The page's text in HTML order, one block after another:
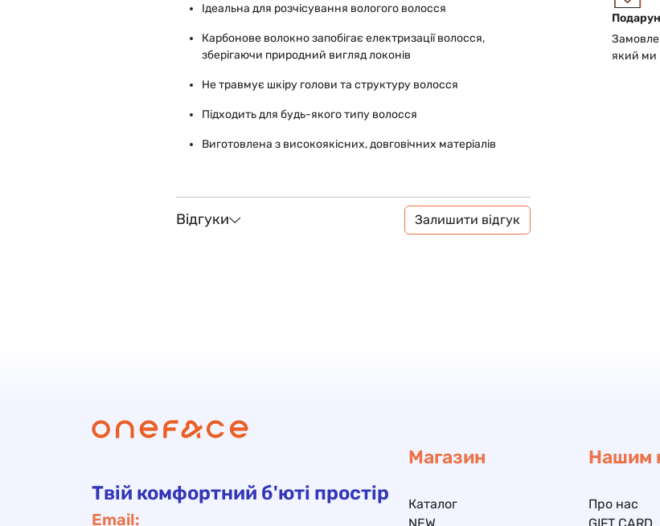
Ідеальна для розчісування вологого волосся
Карбонове волокно запобігає електризації волосся,
зберігаючи природний вигляд локонів
Не травмує шкіру голови та структуру волосся
Підходить для будь-якого типу волосся
Виготовлена з високоякісних, довговічних матеріалів
Відгуки Залишити відгук
який ми
Твій комфортний б'юті простір
Email:
Магазин
Каталог
Нашим
Про нас